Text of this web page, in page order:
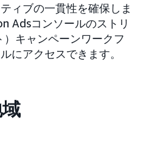
ィブの一貫性を確保しま
Adsコンソールのストリ
キャンペーンワークフ
にアクセスできます。